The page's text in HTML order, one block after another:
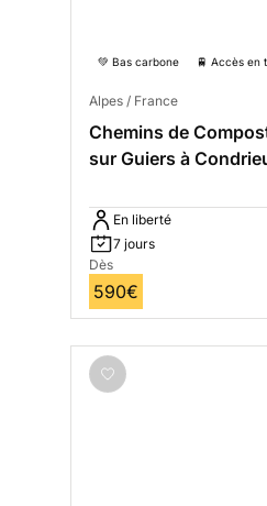
💚 Bas carbone 🚆 Accès en
Alpes / France
Chemins de
sur Guiers à
En liberté
7 jours
Dès
590€